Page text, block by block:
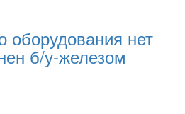
оборудования нет
б/у-железом